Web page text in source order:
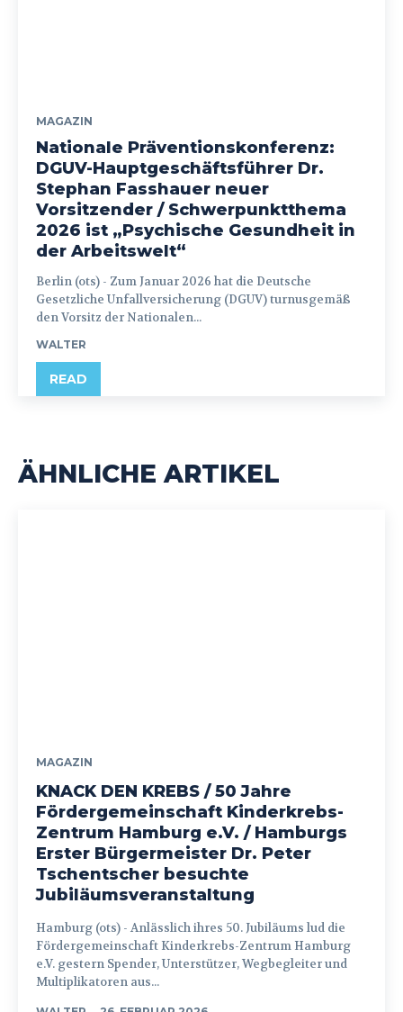
MAGAZIN
Nationale Präventionskonferenz:
DGUV-Hauptgeschäftsführer Dr.
Stephan Fasshauer neuer
Vorsitzender / Schwerpunktthema
2026 ist „Psychische Gesundheit in
der Arbeitswelt“
Berlin (ots) - Zum Januar 2026 hat die Deutsche
Gesetzliche Unfallversicherung (DGUV) turnusgemäß
den Vorsitz der Nationalen...
WALTER
READ
ÄHNLICHE ARTIKEL
MAGAZIN
KNACK DEN KREBS / 50 Jahre
Fördergemeinschaft Kinderkrebs-
Zentrum Hamburg e.V. / Hamburgs
Erster Bürgermeister Dr. Peter
Tschentscher besuchte
Jubiläumsveranstaltung
Hamburg (ots) - Anlässlich ihres 50. Jubiläums lud die
Fördergemeinschaft Kinderkrebs-Zentrum Hamburg
e.V. gestern Spender, Unterstützer, Wegbegleiter und
Multiplikatoren aus...